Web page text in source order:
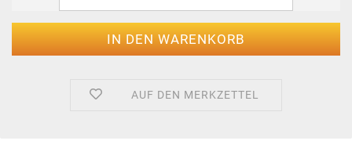
AUF DEN MERKZETTEL